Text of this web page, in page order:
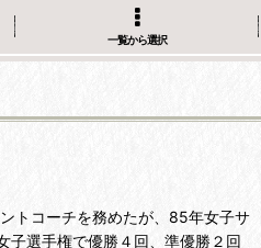
一覧から選択
トコーチを務めたが、85年女子サ
子選手権で優勝４回、準優勝２回